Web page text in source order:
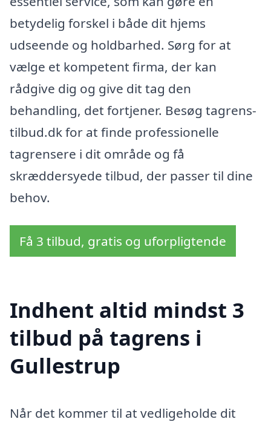
betydelig forskel i både dit hjems
udseende og holdbarhed. Sørg for at
vælge et kompetent firma, der kan
rådgive dig og give dit tag den
behandling, det fortjener. Besøg tagrens-
tilbud.dk for at finde professionelle
tagrensere i dit område og få
skræddersyede tilbud, der passer til dine
behov.
Få 3 tilbud, gratis og uforpligtende
Indhent altid mindst 3
tilbud på tagrens i
Gullestrup
Når det kommer til at vedligeholde dit